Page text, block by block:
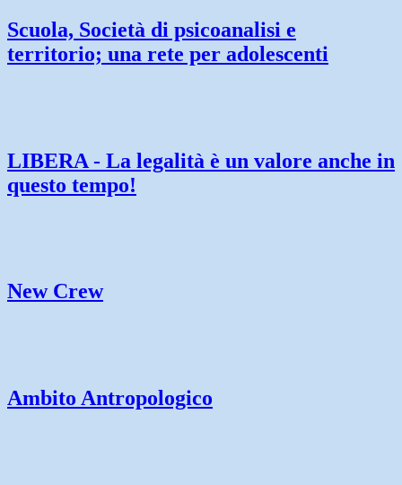
Scuola, Società di psicoanalisi e
territorio; una rete per adolescenti
LIBERA - La legalità è un valore anche in
questo tempo!
New Crew
Ambito Antropologico